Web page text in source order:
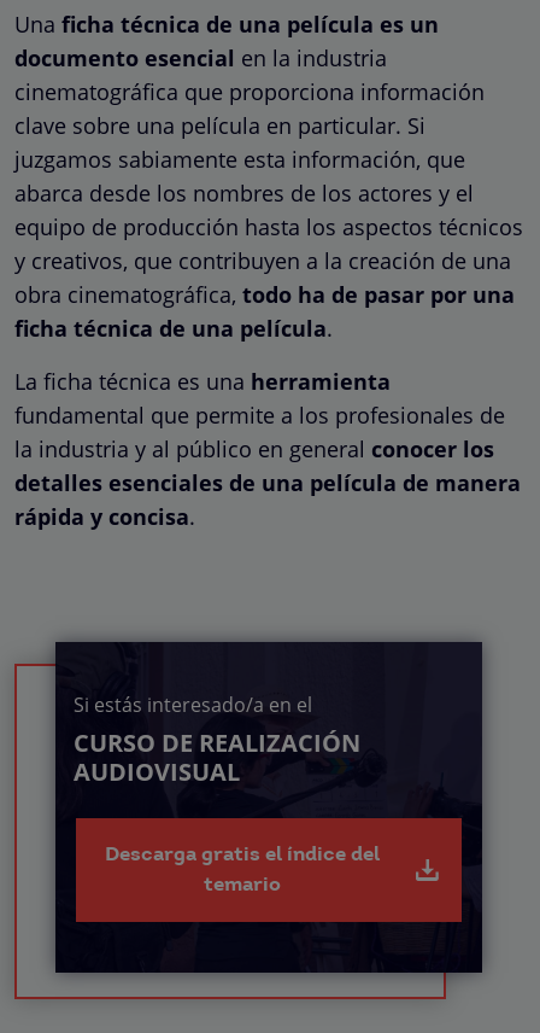
Una ficha técnica de una película es un
documento esencial en la industria
cinematográfica que proporciona información
clave sobre una película en particular. Si
juzgamos sabiamente esta información, que
abarca desde los nombres de los actores y el
equipo de producción hasta los aspectos técnicos
y creativos, que contribuyen a la creación de una
obra cinematográfica, todo ha de pasar por una
ficha técnica de una película.
La ficha técnica es una herramienta
fundamental que permite a los profesionales de
la industria y al público en general conocer los
detalles esenciales de una película de manera
rápida y concisa.
Si estás interesado/a en el
CURSO DE REALIZACIÓN
AUDIOVISUAL
Descarga gratis el índice del
temario